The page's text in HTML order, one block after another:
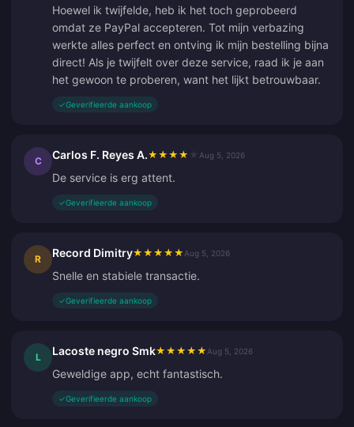
Hoewel ik twijfelde, heb ik het toch geprobeerd
omdat ze PayPal accepteren. Tot mijn verbazing
werkte alles perfect en ontving ik mijn bestelling bijna
direct! Als je twijfelt over deze service, raad ik je aan
het gewoon te proberen, want het lijkt betrouwbaar.
✓Geverifieerde aankoop
C Carlos F. Reyes A.★ ★ ★ ★ Aug 5, 2026
De service is erg attent.
✓Geverifieerde aankoop
R Record Dimitry★ ★ ★ ★ ★ Aug 5, 2026
Snelle en stabiele transactie.
✓Geverifieerde aankoop
L Lacoste negro Smk★ ★ ★ ★ ★ Aug 5, 2026
Geweldige app, echt fantastisch.
✓Geverifieerde aankoop